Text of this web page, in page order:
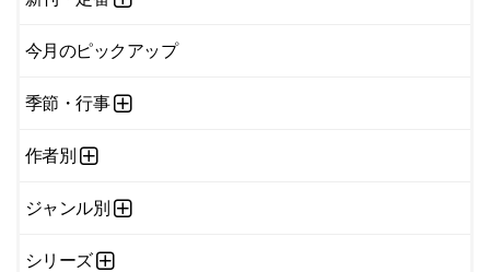
今月のピックアップ
季節・行事
作者別
ジャンル別
シリーズ